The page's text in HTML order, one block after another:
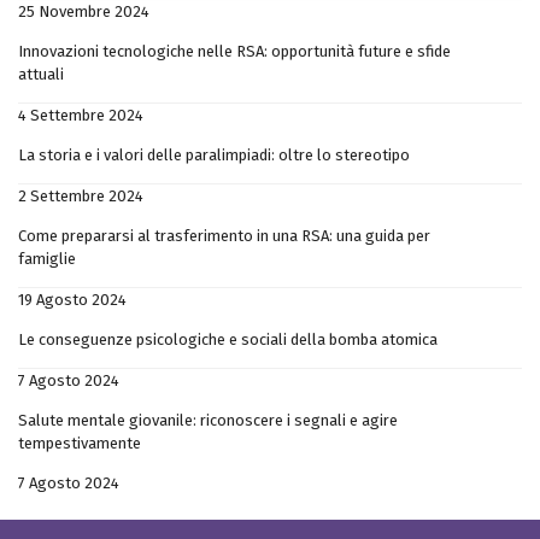
25 Novembre 2024
Innovazioni tecnologiche nelle RSA: opportunità future e sfide
attuali
4 Settembre 2024
La storia e i valori delle paralimpiadi: oltre lo stereotipo
2 Settembre 2024
Come prepararsi al trasferimento in una RSA: una guida per
famiglie
19 Agosto 2024
Le conseguenze psicologiche e sociali della bomba atomica
7 Agosto 2024
Salute mentale giovanile: riconoscere i segnali e agire
tempestivamente
7 Agosto 2024